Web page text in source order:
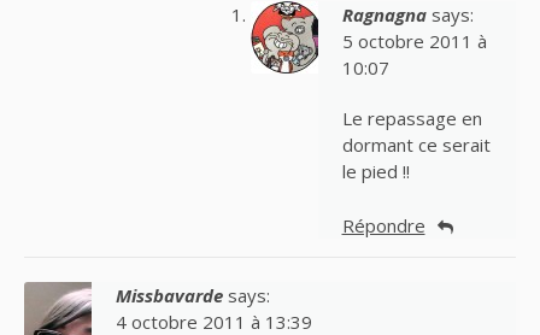
Ragnagna says:
5 octobre 2011 à
10:07
Le repassage en
dormant ce serait
le pied !!
Répondre
Missbavarde says:
4 octobre 2011 à 13:39